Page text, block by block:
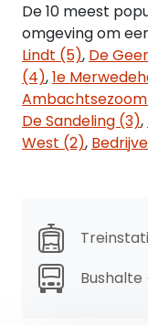
Voorzieningen
Het object zal
ontruimd)
met onder
• Entree
•
aansluitpunten*;
• Kabelgoten
bekabeling
en 1
De 10 meest
omgeving om
Lindt (5), De
(4),1e
De Sandeling (3),
West (2),
Bushalte